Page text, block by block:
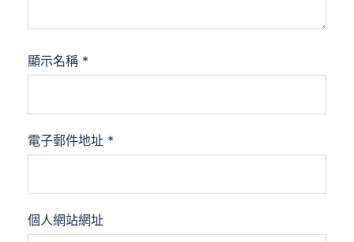
顯示名稱 *
電子郵件地址 *
個人網站網址